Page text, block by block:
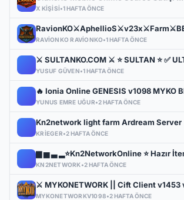
X KIŞISI•1 HAFTA ÖNCE
RAVIONKO RAVIONKO•1 HAFTA ÖNCE
YUSUF GÜVEN•1 HAFTA ÖNCE
YUNUS EMRE UĞUR•2 HAFTA ÖNCE
Kn2network light farm Ardream Server
KRIEGER•2 HAFTA ÖNCE
KN2NETWORK •2 HAFTA ÖNCE
MYKONETWORKV1098•2 HAFTA ÖNCE